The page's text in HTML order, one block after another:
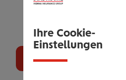
Leaflet| OSM Mapnik
Ihre Cookie-
Einstellungen